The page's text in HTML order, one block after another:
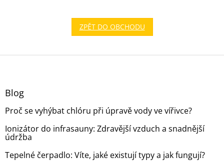
ZPĚT DO OBCHODU
Z
Blog
Proč se vyhýbat chlóru při úpravě vody ve vířivce?
Ionizátor do infrasauny: Zdravější vzduch a snadnější
údržba
Tepelné čerpadlo: Víte, jaké existují typy a jak fungují?